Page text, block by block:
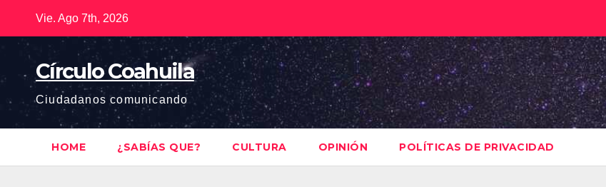
Vie. Ago 7th, 2026
Círculo Coahuila
Ciudadanos comunicando
HOME ¿SABÍAS QUE? CULTURA OPINIÓN POLÍTICAS DE PRIVACIDAD